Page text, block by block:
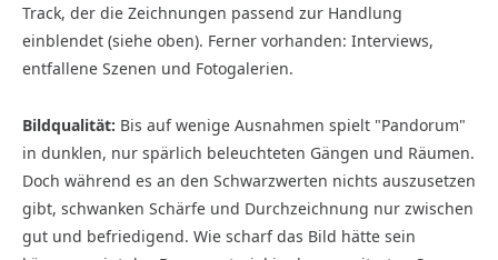
Track, der die Zeichnungen passend zur Handlung
einblendet (siehe oben). Ferner vorhanden: Interviews,
entfallene Szenen und Fotogalerien.
Bildqualität: Bis auf wenige Ausnahmen spielt "Pandorum"
in dunklen, nur spärlich beleuchteten Gängen und Räumen.
Doch während es an den Schwarzwerten nichts auszusetzen
gibt, schwanken Schärfe und Durchzeichnung nur zwischen
gut und befriedigend. Wie scharf das Bild hätte sein